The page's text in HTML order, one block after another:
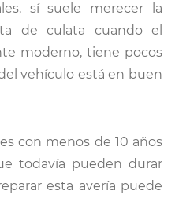
sí suele merecer la
de culata cuando el
moderno, tiene pocos
vehículo está en buen
con menos de 10 años
todavía pueden durar
esta avería puede